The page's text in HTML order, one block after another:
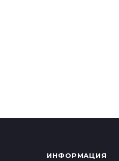
ИНФОРМАЦИЯ